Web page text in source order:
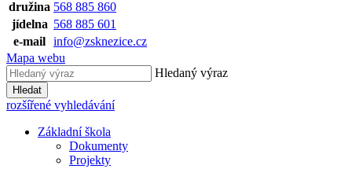
družina 568 885 860
jídelna 568 885 601
e-mail info@zsknezice.cz
Mapa webu
Hledaný výraz
Hledat
rozšířené vyhledávání
Základní škola
Dokumenty
Projekty